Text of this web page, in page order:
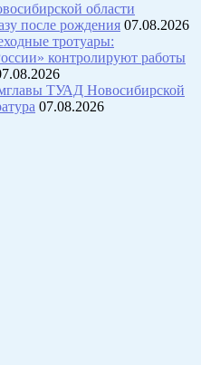
области
после рождения 07.08.2026
тротуары:
контролируют работы
ТУАД Новосибирской
07.08.2026